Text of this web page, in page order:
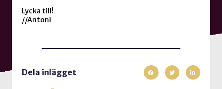
Lycka till!
//Antoni
Dela inlägget